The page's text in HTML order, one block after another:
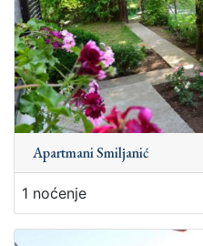
Apartmani Smiljanić
1 noćenje